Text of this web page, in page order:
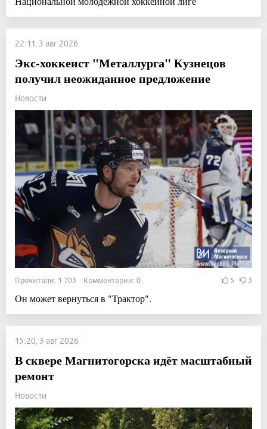
22:11, 3 авг 2026
Экс-хоккеист "Металлурга" Кузнецов
получил неожиданное предложение
Новости
Прочитали: 1 703 Комментарии: 0 5 3
Он может вернуться в "Трактор".
15:20, 3 авг 2026
В сквере Магнитогорска идёт масштабный
ремонт
Новости